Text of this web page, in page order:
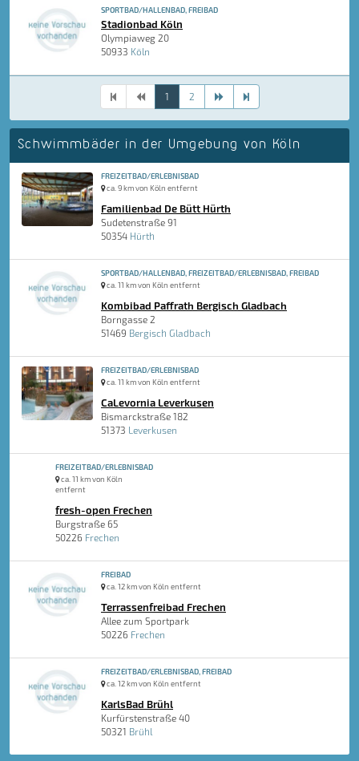
SPORTBAD/HALLENBAD, FREIBAD
Stadionbad Köln
Olympiaweg 20
50933 Köln
1 2
Schwimmbäder in der Umgebung von Köln
FREIZEITBAD/ERLEBNISBAD
ca. 9 km von Köln entfernt
Familienbad De Bütt Hürth
Sudetenstraße 91
50354 Hürth
SPORTBAD/HALLENBAD, FREIZEITBAD/ERLEBNISBAD, FREIBAD
ca. 11 km von Köln entfernt
Kombibad Paffrath Bergisch Gladbach
Borngasse 2
51469 Bergisch Gladbach
FREIZEITBAD/ERLEBNISBAD
ca. 11 km von Köln entfernt
CaLevornia Leverkusen
Bismarckstraße 182
51373 Leverkusen
FREIZEITBAD/ERLEBNISBAD
ca. 11 km von Köln
entfernt
fresh-open Frechen
Burgstraße 65
50226 Frechen
FREIBAD
ca. 12 km von Köln entfernt
Terrassenfreibad Frechen
Allee zum Sportpark
50226 Frechen
FREIZEITBAD/ERLEBNISBAD, FREIBAD
ca. 12 km von Köln entfernt
KarlsBad Brühl
Kurfürstenstraße 40
50321 Brühl